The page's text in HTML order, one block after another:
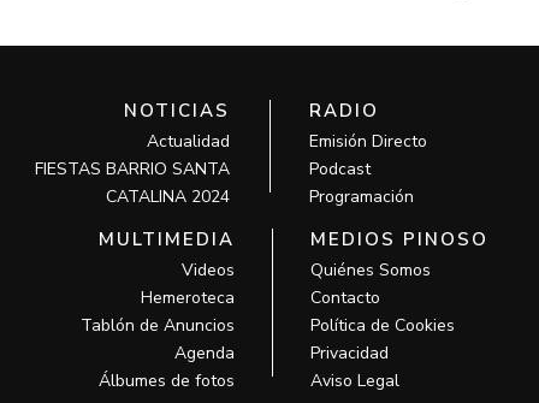
NOTICIAS
Actualidad
FIESTAS BARRIO SANTA
CATALINA 2024
RADIO
Emisión Directo
Podcast
Programación
MULTIMEDIA
Videos
Hemeroteca
Tablón de Anuncios
Agenda
Álbumes de fotos
MEDIOS PINOSO
Quiénes Somos
Contacto
Política de Cookies
Privacidad
Aviso Legal